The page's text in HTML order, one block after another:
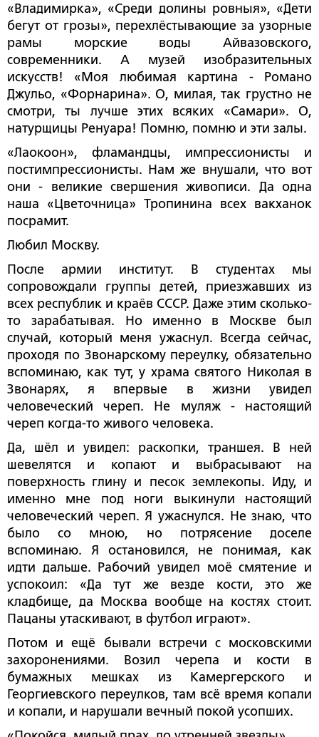
«Владимирка», «Среди долины ровныя», «Дети
бегут от грозы», перехлёстывающие за узорные
рамы морские воды Айвазовского,
современники. А музей изобразительных
искусств! «Моя любимая картина - Романо
Джульо, «Форнарина». О, милая, так грустно не
смотри, ты лучше этих всяких «Самари». О,
натурщицы Ренуара! Помню, помню и эти залы.
«Лаокоон», фламандцы, импрессионисты и
постимпрессионисты. Нам же внушали, что вот
они - великие свершения живописи. Да одна
наша «Цветочница» Тропинина всех вакханок
посрамит.
Любил Москву.
После армии институт. В студентах мы
сопровождали группы детей, приезжавших из
всех республик и краёв СССР. Даже этим сколько-
то зарабатывая. Но именно в Москве был
случай, который меня ужаснул. Всегда сейчас,
проходя по Звонарскому переулку, обязательно
вспоминаю, как тут, у храма святого Николая в
Звонарях, я впервые в жизни увидел
человеческий череп. Не муляж - настоящий
череп когда-то живого человека.
Да, шёл и увидел: раскопки, траншея. В ней
шевелятся и копают и выбрасывают на
поверхность глину и песок землекопы. Иду, и
именно мне под ноги выкинули настоящий
человеческий череп. Я ужаснулся. Не знаю, что
было со мною, но потрясение доселе
вспоминаю. Я остановился, не понимая, как
идти дальше. Рабочий увидел моё смятение и
успокоил: «Да тут же везде кости, это же
кладбище, да Москва вообще на костях стоит.
Пацаны утаскивают, в футбол играют».
Потом и ещё бывали встречи с московскими
захоронениями. Возил черепа и кости в
бумажных мешках из Камергерского и
Георгиевского переулков, там всё время копали
и копали, и нарушали вечный покой усопших.